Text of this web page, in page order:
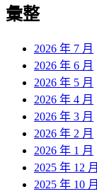
導
章:
彙整
2026 年 7 月
2026 年 6 月
2026 年 5 月
2026 年 4 月
2026 年 3 月
2026 年 2 月
2026 年 1 月
2025 年 12 月
2025 年 10 月